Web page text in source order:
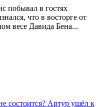
побывал в гостях
что в восторге от
весе Давида Бена...
состоится? Артур ушёл к